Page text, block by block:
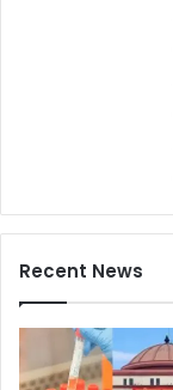
Recent News